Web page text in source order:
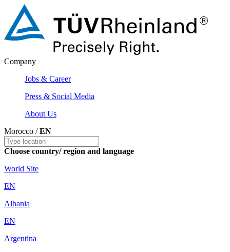
Company
Jobs & Career
Press & Social Media
About Us
Morocco /EN
Choose country/ region and language
World Site
EN
Albania
EN
Argentina